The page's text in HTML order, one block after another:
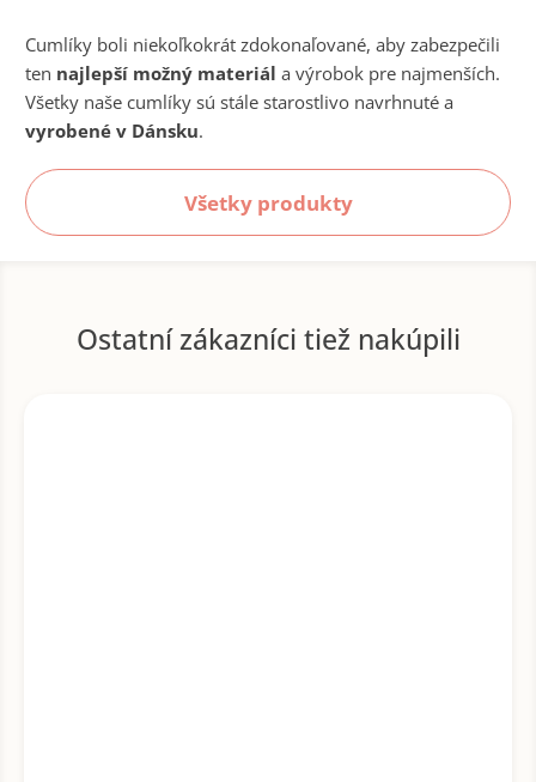
Cumlíky boli niekoľkokrát zdokonaľované, aby zabezpečili
ten najlepší možný materiál a výrobok pre najmenších.
Všetky naše cumlíky sú stále starostlivo navrhnuté a
vyrobené v Dánsku.
Všetky produkty